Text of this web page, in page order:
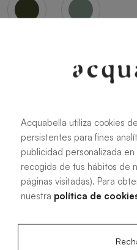
Toutes les
100 X 70 cm
Acquabella utiliza cookies
persistentes para fines
publicidad personalizada
recogida de tus hábitos de
páginas visitadas). Para
nuestra política de